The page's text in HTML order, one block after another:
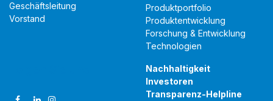
Geschäftsleitung
Vorstand
Produktportfolio
Produktentwicklung
Forschung & Entwicklung
Technologien
Nachhaltigkeit
Investoren
Transparenz-Helpline